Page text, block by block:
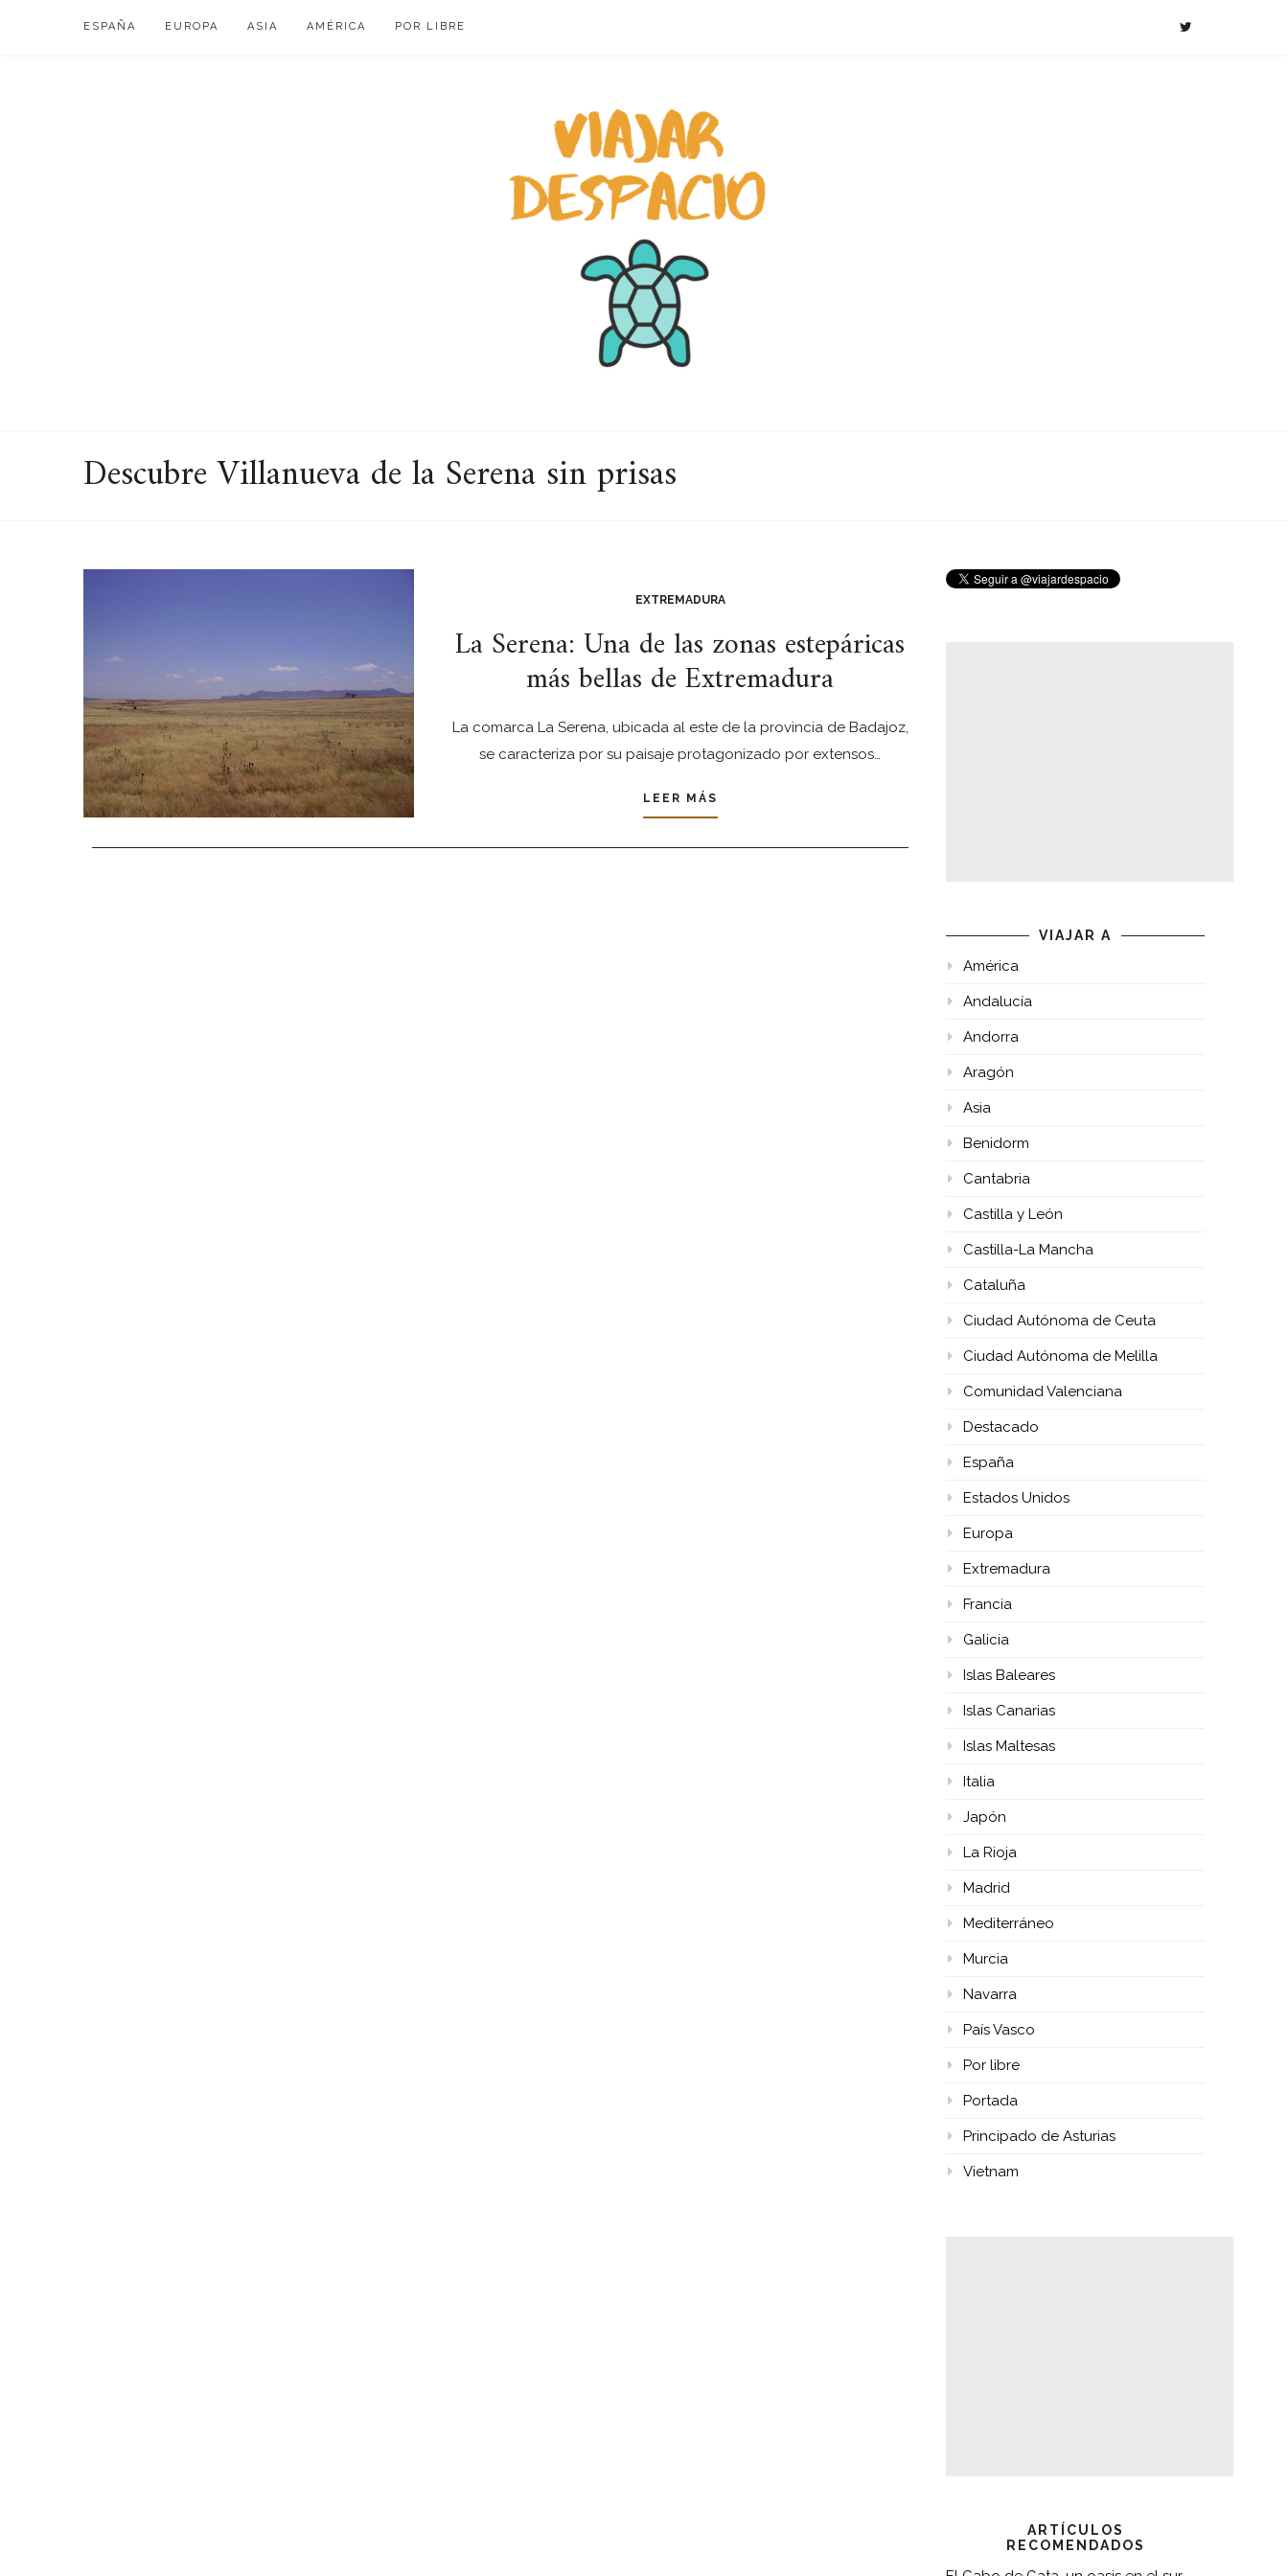
ESPAÑA EUROPA ASIA AMÉRICA POR LIBRE
Descubre Villanueva de la Serena sin prisas
EXTREMADURA
La Serena: Una de las zonas estepáricas
más bellas de Extremadura
La comarca La Serena, ubicada al este de la provincia de Badajoz,
se caracteriza por su paisaje protagonizado por extensos…
LEER MÁS
VIAJAR A
América
Andalucía
Andorra
Aragón
Asia
Benidorm
Cantabria
Castilla y León
Castilla-La Mancha
Cataluña
Ciudad Autónoma de Ceuta
Ciudad Autónoma de Melilla
Comunidad Valenciana
Destacado
España
Estados Unidos
Europa
Extremadura
Francia
Galicia
Islas Baleares
Islas Canarias
Islas Maltesas
Italia
Japón
La Rioja
Madrid
Mediterráneo
Murcia
Navarra
País Vasco
Por libre
Portada
Principado de Asturias
Vietnam
ARTÍCULOS
RECOMENDADOS